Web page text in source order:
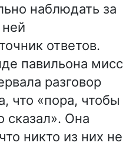
наблюдать за
ответов.
павильона мисс
разговор
что «пора, чтобы
сказал». Она
никто из них не